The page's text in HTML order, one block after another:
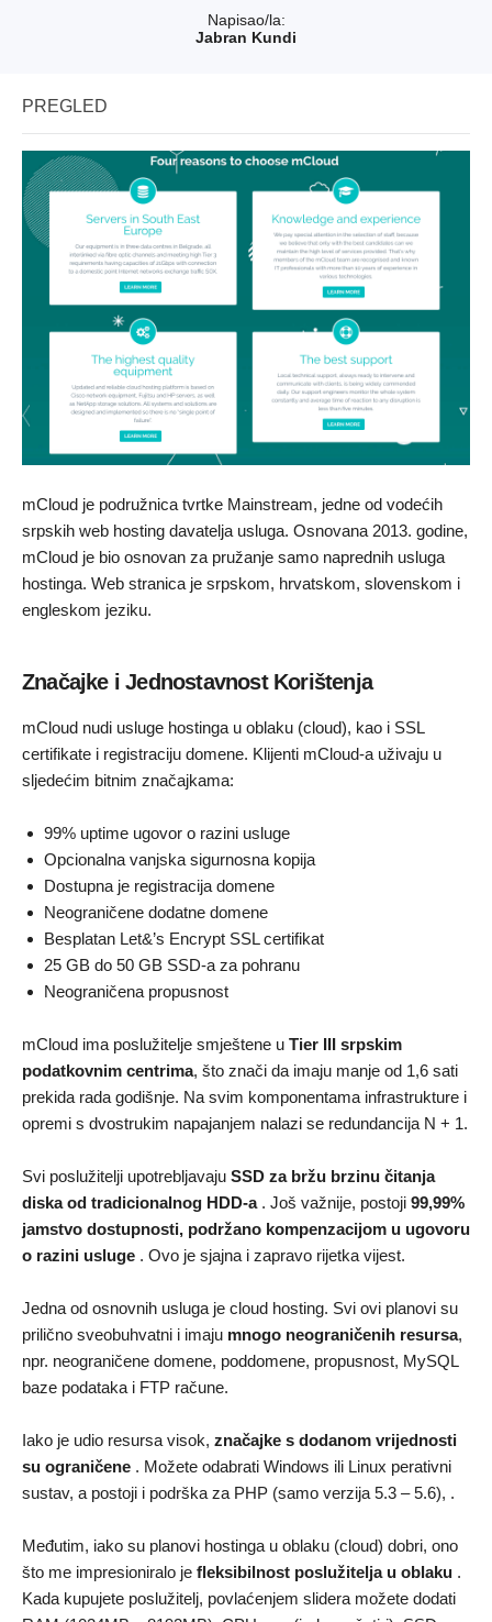
Napisao/la:
Jabran Kundi
PREGLED
mCloud je podružnica tvrtke Mainstream, jedne od vodećih
srpskih web hosting davatelja usluga. Osnovana 2013. godine,
mCloud je bio osnovan za pružanje samo naprednih usluga
hostinga. Web stranica je srpskom, hrvatskom, slovenskom i
engleskom jeziku.
Značajke i Jednostavnost Korištenja
mCloud nudi usluge hostinga u oblaku (cloud), kao i SSL
certifikate i registraciju domene. Klijenti mCloud-a uživaju u
sljedećim bitnim značajkama:
99% uptime ugovor o razini usluge
Opcionalna vanjska sigurnosna kopija
Dostupna je registracija domene
Neograničene dodatne domene
Besplatan Let&’s Encrypt SSL certifikat
25 GB do 50 GB SSD-a za pohranu
Neograničena propusnost
mCloud ima poslužitelje smještene u Tier III srpskim
podatkovnim centrima, što znači da imaju manje od 1,6 sati
prekida rada godišnje. Na svim komponentama infrastrukture i
opremi s dvostrukim napajanjem nalazi se redundancija N + 1.
Svi poslužitelji upotrebljavaju SSD za bržu brzinu čitanja
diska od tradicionalnog HDD-a. Još važnije, postoji 99,99%
jamstvo dostupnosti, podržano kompenzacijom u ugovoru
o razini usluge . Ovo je sjajna i zapravo rijetka vijest.
Jedna od osnovnih usluga je cloud hosting. Svi ovi planovi su
prilično sveobuhvatni i imaju mnogo neograničenih resursa,
npr. neograničene domene, poddomene, propusnost, MySQL
baze podataka i FTP račune.
Iako je udio resursa visok, značajke s dodanom vrijednosti
su ograničene . Možete odabrati Windows ili Linux perativni
sustav, a postoji i podrška za PHP (samo verzija 5.3 – 5.6), .
Međutim, iako su planovi hostinga u oblaku (cloud) dobri, ono
što me impresioniralo je fleksibilnost poslužitelja u oblaku .
Kada kupujete poslužitelj, povlaćenjem slidera možete dodati